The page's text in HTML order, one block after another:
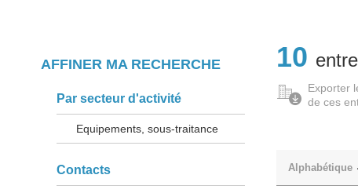
AFFINER MA RECHERCHE
Par secteur d'activité
Equipements, sous-traitance
Contacts
10
Exporter
de ces
Alphabétique